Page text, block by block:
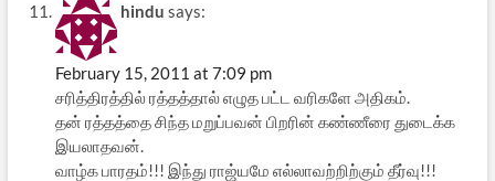
hindu says:
February 15, 2011 at 7:09 pm
சரித்திரத்தில் ரத்தத்தால் எழுத பட்ட வரிகளே அதிகம்.
தன் ரத்தத்தை சிந்த மறுப்பவன் பிறரின் கண்ணீரை துடைக்க
இயலாதவன்.
வாழ்க பாரதம்!!! இந்து ராஜ்யமே எல்லாவற்றிற்கும் தீர்வு!!!